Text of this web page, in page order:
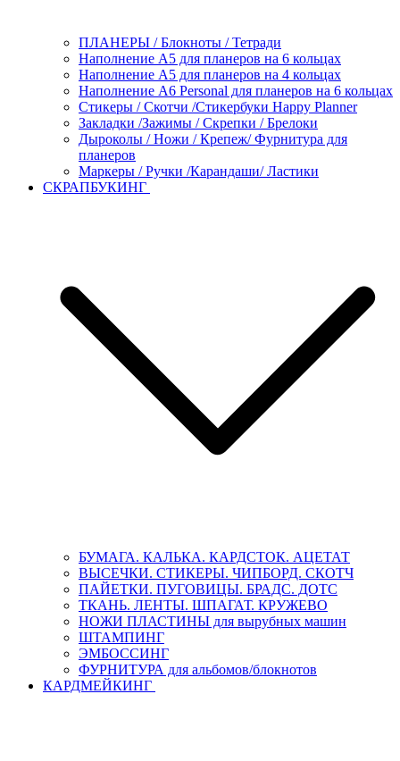
ПЛАНЕРЫ / Блокноты / Тетради
Наполнение А5 для планеров на 6 кольцах
Наполнение А5 для планеров на 4 кольцах
Наполнение А6 Personal для планеров на 6 кольцах
Стикеры / Скотчи /Стикербуки Happy Planner
Закладки /Зажимы / Скрепки / Брелоки
Дыроколы / Ножи / Крепеж/ Фурнитура для
планеров
Маркеры / Ручки /Карандаши/ Ластики
СКРАПБУКИНГ
БУМАГА. КАЛЬКА. КАРДСТОК. АЦЕТАТ
ВЫСЕЧКИ. СТИКЕРЫ. ЧИПБОРД. СКОТЧ
ПАЙЕТКИ. ПУГОВИЦЫ. БРАДС. ДОТС
ТКАНЬ. ЛЕНТЫ. ШПАГАТ. КРУЖЕВО
НОЖИ ПЛАСТИНЫ для вырубных машин
ШТАМПИНГ
ЭМБОССИНГ
ФУРНИТУРА для альбомов/блокнотов
КАРДМЕЙКИНГ